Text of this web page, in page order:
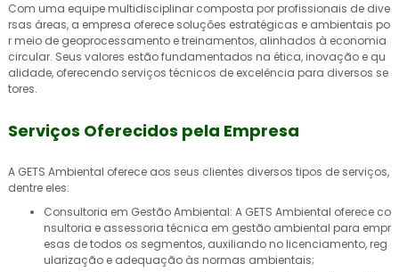
Com uma equipe multidisciplinar composta por profissionais de dive
rsas áreas, a empresa oferece soluções estratégicas e ambientais po
r meio de geoprocessamento e treinamentos, alinhados à economia
circular. Seus valores estão fundamentados na ética, inovação e qu
alidade, oferecendo serviços técnicos de excelência para diversos se
tores.
Serviços Oferecidos pela Empresa
A GETS Ambiental oferece aos seus clientes diversos tipos de serviços,
dentre eles:
Consultoria em Gestão Ambiental: A GETS Ambiental oferece co
nsultoria e assessoria técnica em gestão ambiental para empr
esas de todos os segmentos, auxiliando no licenciamento, reg
ularização e adequação às normas ambientais;